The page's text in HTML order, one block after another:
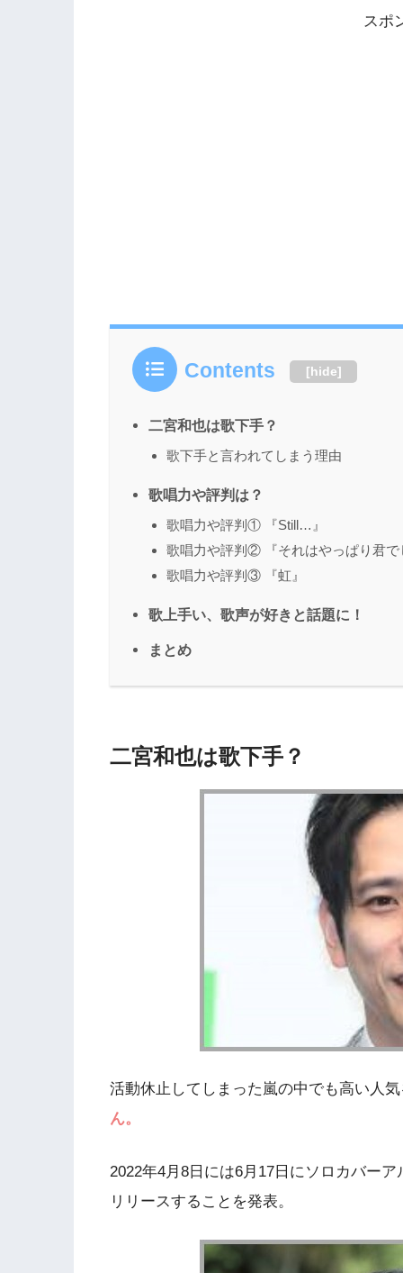
辺美波さんの歌唱力を確認していきま
スポ
Contents [hide]
二宮和也は歌下手？
歌下手と言われてしまう理由
歌唱力や評判は？
歌唱力や評判① 『Still…』
歌唱力や評判② 『それはやっぱり君で
歌唱力や評判③ 『虹』
歌上手い、歌声が好きと話題に！
まとめ
二宮和也は歌下手？
活動休止してしまった嵐の中でも高い人
ん。
2022年4月8日には6月17日にソロカバー
リリースすることを発表。